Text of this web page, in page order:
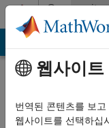
콘텐츠로 바로 가기
Community
Profile
웹사이트
번역된 콘텐츠를 보
웹사이트를 선택하십